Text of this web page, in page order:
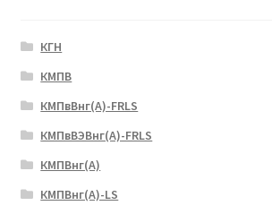
КГН
КМПВ
КМПвВнг(А)-FRLS
КМПвВЭВнг(А)-FRLS
КМПВнг(А)
КМПВнг(А)-LS